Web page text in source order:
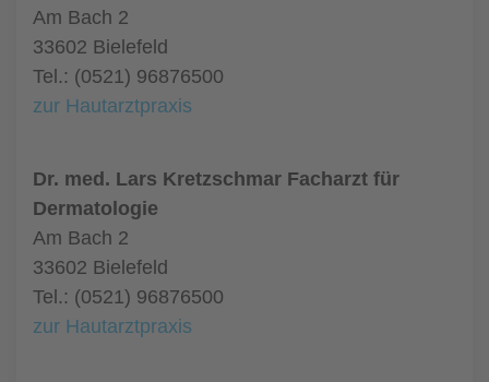
Am Bach 2
33602 Bielefeld
Tel.: (0521) 96876500
zur Hautarztpraxis
Dr. med. Lars Kretzschmar Facharzt für
Dermatologie
Am Bach 2
33602 Bielefeld
Tel.: (0521) 96876500
zur Hautarztpraxis